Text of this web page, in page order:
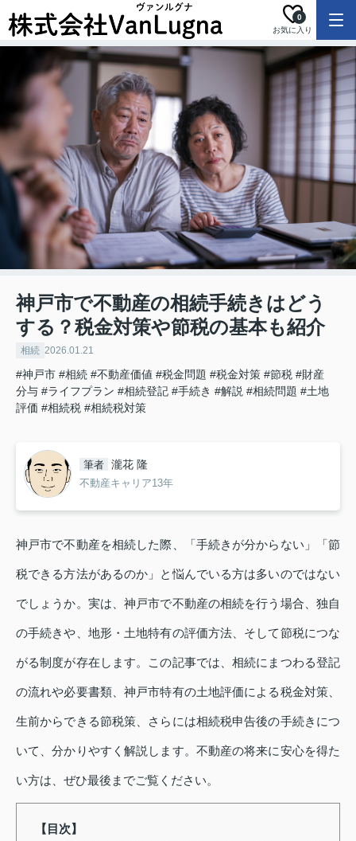
お気に入り
0
神戸市で不動産の相続手続きはどう
する？税金対策や節税の基本も紹介
相続 2026.01.21
#神戸市 #相続 #不動産価値 #税金問題 #税金対策 #節税 #財産
分与 #ライフプラン #相続登記 #手続き #解説 #相続問題 #土地
評価 #相続税 #相続税対策
筆者 瀧花 隆
不動産キャリア13年
神戸市で不動産を相続した際、「手続きが分からない」「節
税できる方法があるのか」と悩んでいる方は多いのではない
でしょうか。実は、神戸市で不動産の相続を行う場合、独自
の手続きや、地形・土地特有の評価方法、そして節税につな
がる制度が存在します。この記事では、相続にまつわる登記
の流れや必要書類、神戸市特有の土地評価による税金対策、
生前からできる節税策、さらには相続税申告後の手続きにつ
いて、分かりやすく解説します。不動産の将来に安心を得た
い方は、ぜひ最後までご覧ください。
【目次】